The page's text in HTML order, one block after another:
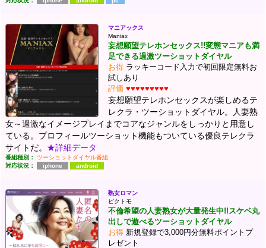
マニアックス
Maniax
妄想願望テレホンセックス!!変態マニアも満
足できる過激ツーショットダイヤル
お得 ラッキーコード入力で初回限定無料お
試しあり
評価 ♥♥♥♥♥♥♥♥♥
妄想願望テレホンセックスが楽しめるテ
レクラ・ツーショットダイヤル。人妻熟
女～過激なイメージプレイまでコアなジャンルをしっかりと用意し
ている。プロフィールツーショット機能もついている優良テレクラ
サイトだ。 ★詳細データ
番組種別：
ツーショットダイヤル番組
対応状況：
iphone android
熟女ロマン
ピクトモ
不倫希望の人妻熟女が大量発生中!!スケベ丸
出しで遊べるツーショットダイヤル
お得 新規登録で3,000円分無料ポイントプ
レゼント